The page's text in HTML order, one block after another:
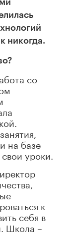
никогда.
со
на базе
уроки.
к
себя в
Школа –